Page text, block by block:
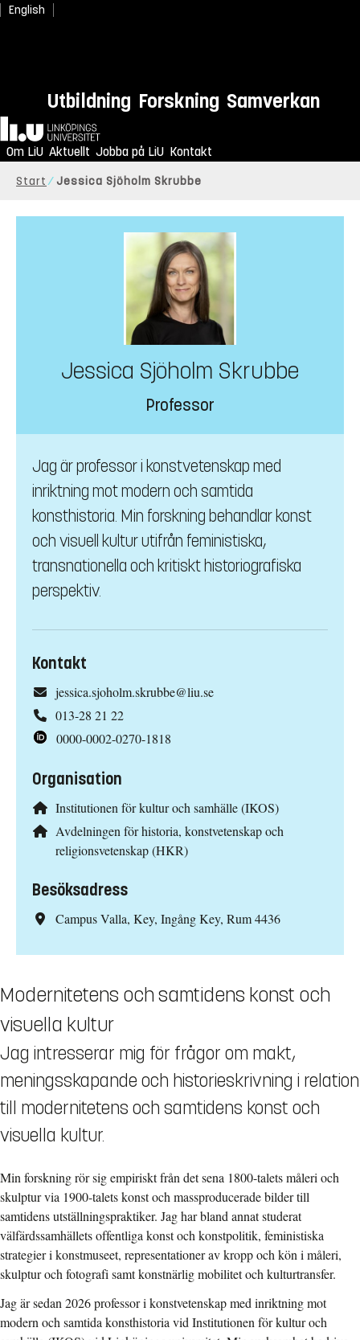
English
Utbildning Forskning Samverkan
Hem
Om LiU Aktuellt Jobba på LiU Kontakt
Start Jessica Sjöholm Skrubbe
Jessica Sjöholm Skrubbe
Professor
Jag är professor i konstvetenskap med
inriktning mot modern och samtida
konsthistoria. Min forskning behandlar konst
och visuell kultur utifrån feministiska,
transnationella och kritiskt historiografiska
perspektiv.
Kontakt
jessica.sjoholm.skrubbe@liu.se
013-28 21 22
0000-0002-0270-1818
Organisation
Institutionen för kultur och samhälle (IKOS)
Avdelningen för historia, konstvetenskap och
religionsvetenskap (HKR)
Besöksadress
Campus Valla, Key, Ingång Key, Rum 4436
Modernitetens och samtidens konst och
visuella kultur
Jag intresserar mig för frågor om makt,
meningsskapande och historieskrivning i relation
till modernitetens och samtidens konst och
visuella kultur.
Min forskning rör sig empiriskt från det sena 1800-talets måleri och
skulptur via 1900-talets konst och massproducerade bilder till
samtidens utställningspraktiker. Jag har bland annat studerat
välfärdssamhällets offentliga konst och konstpolitik, feministiska
strategier i konstmuseet, representationer av kropp och kön i måleri,
skulptur och fotografi samt konstnärlig mobilitet och kulturtransfer.
Jag är sedan 2026 professor i konstvetenskap med inriktning mot
modern och samtida konsthistoria vid Institutionen för kultur och